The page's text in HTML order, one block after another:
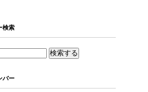
検索
バー